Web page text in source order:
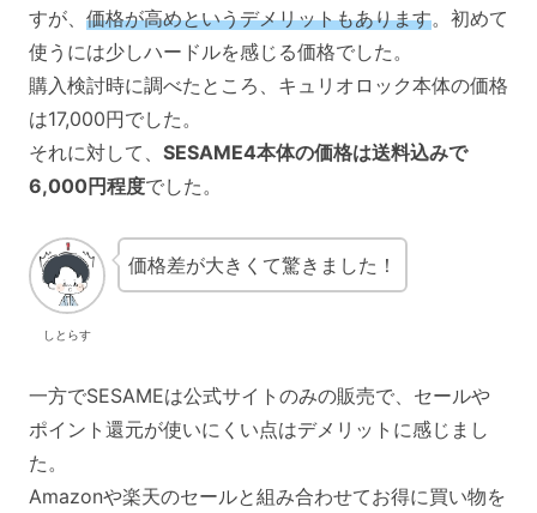
すが、 価格が高めというデメリットもあります。初めて
使うには少しハードルを感じる価格でした。
購入検討時に調べたところ、キュリオロック本体の価格
は17,000円でした。
それに対して、 SESAME4本体の価格は送料込みで
6,000円程度でした。
しとらす
価格差が大きくて驚きました！
一方でSESAMEは公式サイトのみの販売で、セールや
ポイント還元が使いにくい点はデメリットに感じまし
た。
Amazonや楽天のセールと組み合わせてお得に買い物を